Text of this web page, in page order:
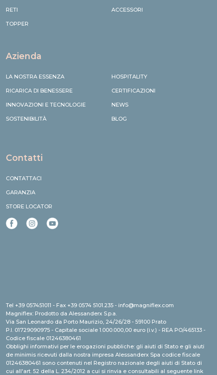
RETI
TOPPER
ACCESSORI
Azienda
LA NOSTRA ESSENZA
RICARICA DI BENESSERE
INNOVAZIONI E TECNOLOGIE
SOSTENIBILITÀ
HOSPITALITY
CERTIFICAZIONI
NEWS
BLOG
Contatti
CONTATTACI
GARANZIA
STORE LOCATOR
Tel +39 057451011 - Fax +39 0574 5101.235 - info@magniflex.com
Magniflex: Prodotto da Alessanderx S.p.a.
Via San Leonardo da Porto Maurizio, 24/26/28 - 59100 Prato
P.I. 01729090975 - Capitale sociale 1.000.000,00 euro (i.v.) - REA PO/465133 -
Codice fiscale 01246380461
Obblighi informativi per le erogazioni pubbliche: gli aiuti di Stato e gli aiuti
de minimis ricevuti dalla nostra impresa Alessanderx Spa codice fiscale
01246380461 sono contenuti nel Registro nazionale degli aiuti di Stato di
cui all'art. 52 della L. 234/2012 a cui si rinvia e consultabili al seguente link